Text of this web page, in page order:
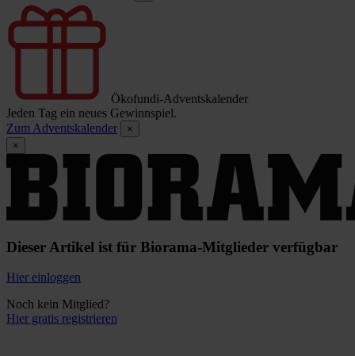
Ökofundi-Adventskalender
Jeden Tag ein neues Gewinnspiel.
Zum Adventskalender
×
×
Dieser Artikel ist für Biorama-Mitglieder verfügbar
Hier einloggen
Noch kein Mitglied?
Hier gratis registrieren